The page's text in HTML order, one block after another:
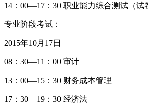
14：00—17：30 职业能力综合测试（试
专业阶段考试：
2015年10月17日
08：30—11：00 审计
13：00—15：30 财务成本管理
17：30—19：30 经济法